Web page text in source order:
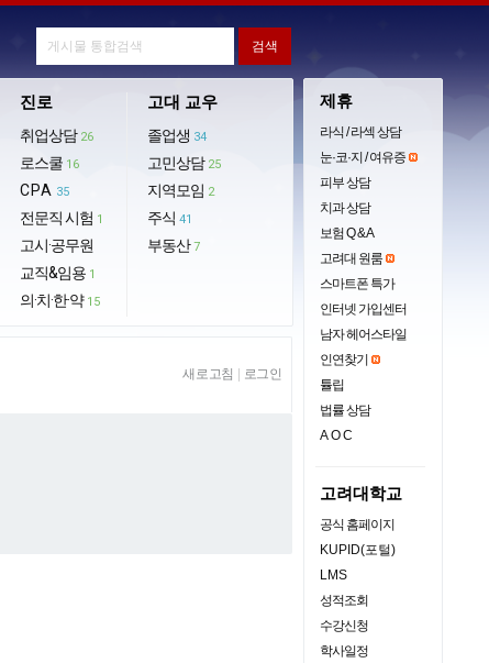
진로
취업상담 26
로스쿨 16
CPA 35
전문직 시험 1
고시·공무원
교직&임용 1
의·치·한·약 15
고대 교우
졸업생 34
고민상담 25
지역모임 2
주식 41
부동산 7
새로고침 로그인
제휴
라식 / 라섹 상담
눈·코·지 / 여유증
피부 상담
치과 상담
보험 Q & A
고려대 원룸
스마트폰 특가
인터넷 가입센터
남자 헤어스타일
인연찾기
튤립
법률 상담
AOC
고려대학교
공식 홈페이지
KUPID(포털)
LMS
성적조회
수강신청
학사일정